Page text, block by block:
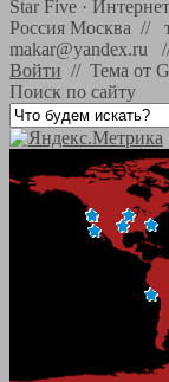
Star Five ·
Россия Москва //
makar@yandex.ru
Войти // Тема от
Поиск по сайту